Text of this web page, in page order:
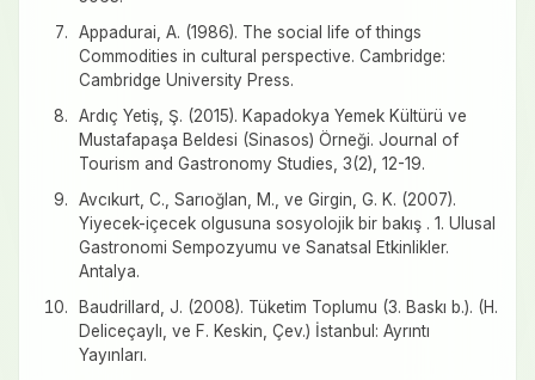
Appadurai, A. (1986). The social life of things
Commodities in cultural perspective. Cambridge:
Cambridge University Press.
Ardıç Yetiş, Ş. (2015). Kapadokya Yemek Kültürü ve
Mustafapaşa Beldesi (Sinasos) Örneği. Journal of
Tourism and Gastronomy Studies, 3(2), 12-19.
Avcıkurt, C., Sarıoğlan, M., ve Girgin, G. K. (2007).
Yiyecek-içecek olgusuna sosyolojik bir bakış . 1. Ulusal
Gastronomi Sempozyumu ve Sanatsal Etkinlikler.
Antalya.
Baudrillard, J. (2008). Tüketim Toplumu (3. Baskı b.). (H.
Deliceçaylı, ve F. Keskin, Çev.) İstanbul: Ayrıntı
Yayınları.